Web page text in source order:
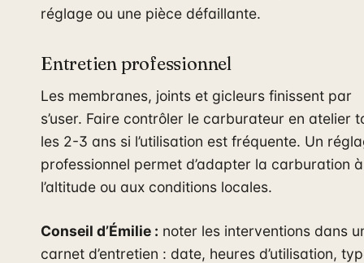
réglage ou une pièce défaillante.
Entretien professionnel
Les membranes, joints et gicleurs finissent par
s’user. Faire contrôler le carburateur en atelier
les 2-3 ans si l’utilisation est fréquente. Un
professionnel permet d’adapter la carburation à
l’altitude ou aux conditions locales.
Conseil d’Émilie : noter les interventions dans
carnet d’entretien : date, heures d’utilisation,